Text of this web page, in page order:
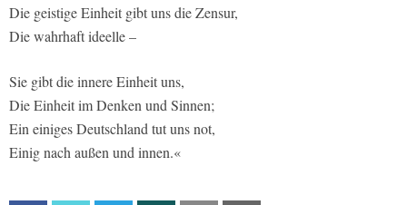
Die geistige Einheit gibt uns die Zensur,
Die wahrhaft ideelle –
Sie gibt die innere Einheit uns,
Die Einheit im Denken und Sinnen;
Ein einiges Deutschland tut uns not,
Einig nach außen und innen.«